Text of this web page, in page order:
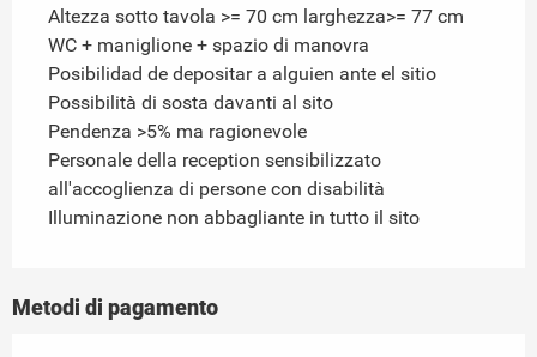
Altezza sotto tavola >= 70 cm larghezza>= 77 cm
WC + maniglione + spazio di manovra
Posibilidad de depositar a alguien ante el sitio
Possibilità di sosta davanti al sito
Pendenza >5% ma ragionevole
Personale della reception sensibilizzato
all'accoglienza di persone con disabilità
Illuminazione non abbagliante in tutto il sito
Metodi di pagamento